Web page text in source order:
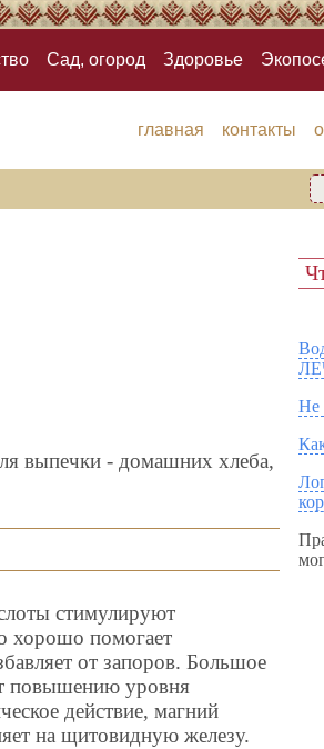
Сад, огород Здоровье
главная контакты
выпечки - домашних хлеба,
стимулируют
хорошо помогает
от запоров. Большое
повышению уровня
действие, магний
на щитовидную железу.
Не